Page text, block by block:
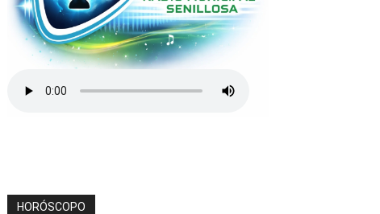
HORÓSCOPO